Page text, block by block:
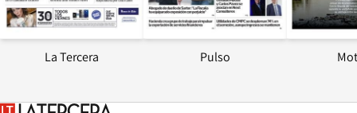
La Tercera Pulso